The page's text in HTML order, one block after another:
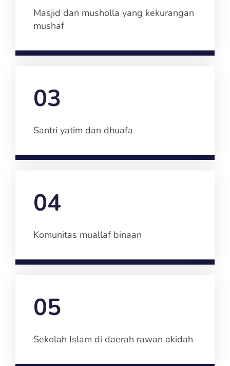
Masjid dan musholla yang kekurangan
mushaf
03
Santri yatim dan dhuafa
04
Komunitas muallaf binaan
05
Sekolah Islam di daerah rawan akidah